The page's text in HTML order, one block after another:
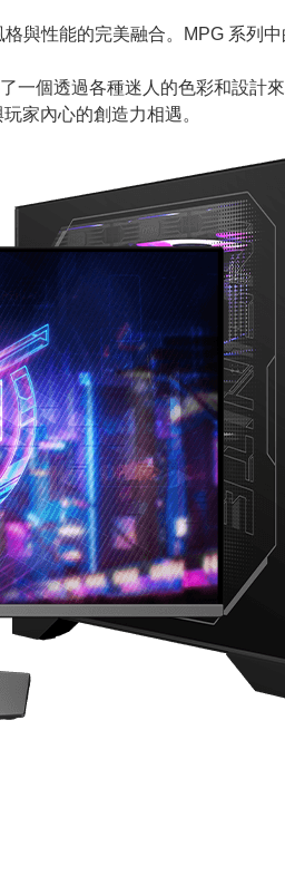
與性能的完美融合。MPG 系列
一個透過各種迷人的色彩和設計
家內心的創造力相遇。